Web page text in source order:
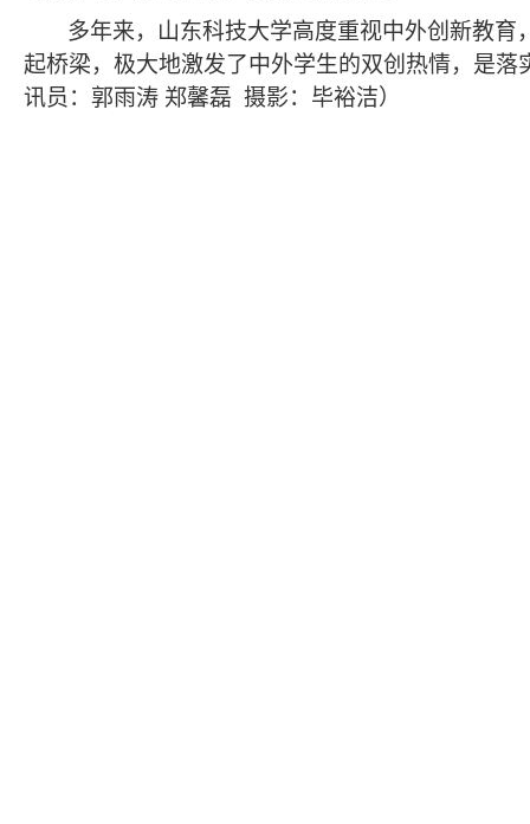
多年来，山东科技大学高度重视中外创新教
起桥梁，极大地激发了中外学生的双创热情，是
讯员 ：郭雨涛 郑馨磊 摄影： 毕裕洁）